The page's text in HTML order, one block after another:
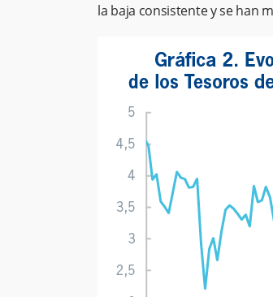
la baja consistente y se han